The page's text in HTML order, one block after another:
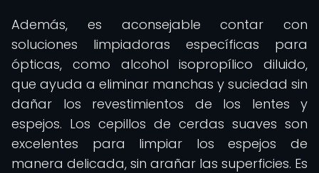
Además, es aconsejable contar con
soluciones limpiadoras específicas para
ópticas, como alcohol isopropílico diluido,
que ayuda a eliminar manchas y suciedad sin
dañar los revestimientos de los lentes y
espejos. Los cepillos de cerdas suaves son
excelentes para limpiar los espejos de
manera delicada, sin arañar las superficies. Es